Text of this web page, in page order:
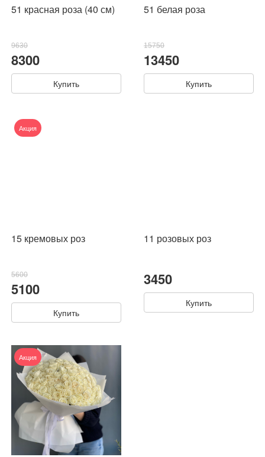
51 красная роза (40 см)
9630
8300
Купить
51 белая роза
15750
13450
Купить
15 кремовых роз
5600
5100
Купить
Акция
11 розовых роз
3450
Купить
Акция